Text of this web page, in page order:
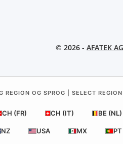
© 2026 - AFATEK AG
REGION OG SPROG | SELECT
CH (FR) CH (IT) BE (NL)
NZ USA MX PT